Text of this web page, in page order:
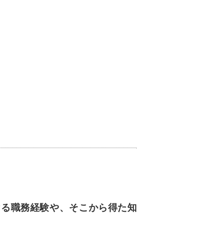
職務経験や、そこから得た知